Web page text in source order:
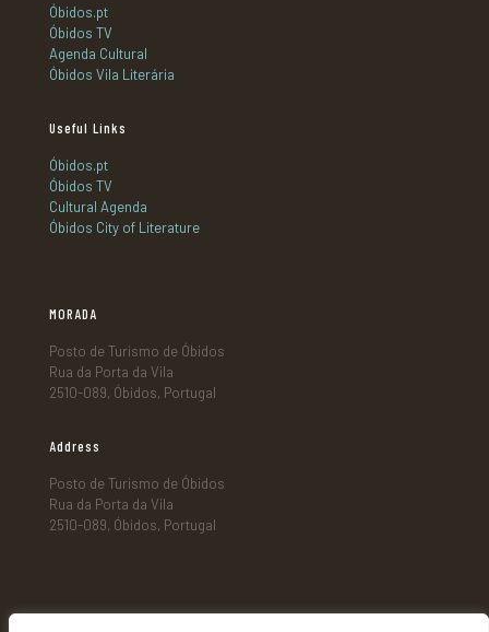
Óbidos.pt
Óbidos TV
Agenda Cultural
Óbidos Vila Literária
Useful Links
Óbidos.pt
Óbidos TV
Cultural Agenda
Óbidos City of Literature
MORADA
Posto de Turismo de Óbidos
Rua da Porta da Vila
2510-089, Óbidos, Portugal
Address
Posto de Turismo de Óbidos
Rua da Porta da Vila
2510-089, Óbidos, Portugal